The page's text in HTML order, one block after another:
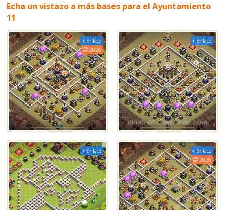
Echa un vistazo a más bases para el Ayuntamiento
11
+ Enlace
2026
+ Enlace
+ Enlace
+ Enlace
2026